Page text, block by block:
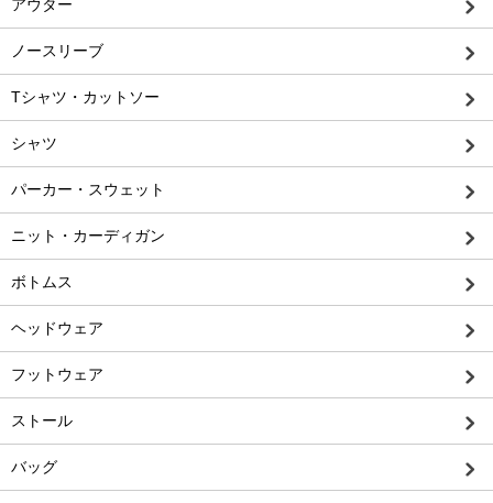
アウター
ノースリーブ
Tシャツ・カットソー
シャツ
パーカー・スウェット
ニット・カーディガン
ボトムス
ヘッドウェア
フットウェア
ストール
バッグ